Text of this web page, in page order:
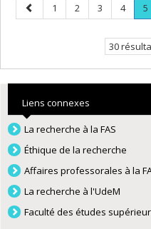
Page
précédente
Page
1 Page
2 Page
3 Page
4 5
30
Liens connexes
La recherche à la FAS
Éthique de la recherche
Affaires professorales à la
La recherche à l'UdeM
Faculté des études